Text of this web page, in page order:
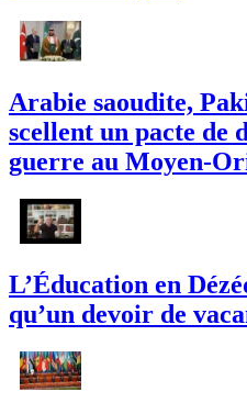
Arabie saoudite,
scellent un pacte de
guerre au Moyen-
L’Éducation en
qu’un devoir de